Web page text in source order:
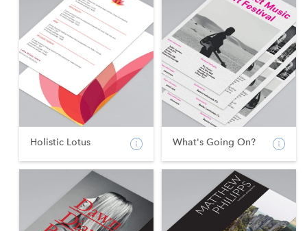
Holistic Lotus What's Going On?